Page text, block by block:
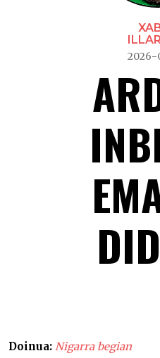
2026-
Doinua: Nigarra begian